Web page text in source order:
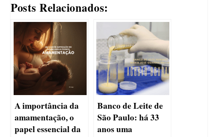
Posts Relacionados:
A importância da
amamentação, o
papel essencial da
Banco de Leite de
São Paulo: há 33
anos uma